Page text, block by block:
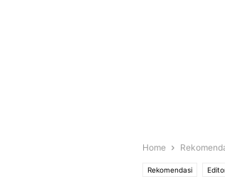
Home
Rekomendasi